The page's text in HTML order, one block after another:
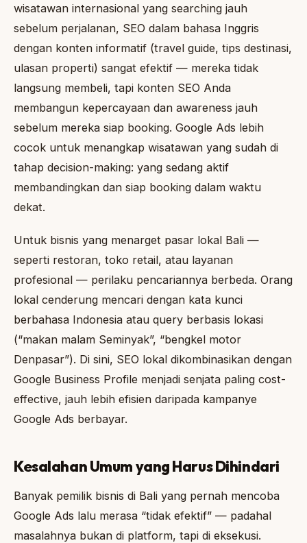
wisatawan internasional yang searching jauh
sebelum perjalanan, SEO dalam bahasa Inggris
dengan konten informatif (travel guide, tips destinasi,
ulasan properti) sangat efektif — mereka tidak
langsung membeli, tapi konten SEO Anda
membangun kepercayaan dan awareness jauh
sebelum mereka siap booking. Google Ads lebih
cocok untuk menangkap wisatawan yang sudah di
tahap decision-making: yang sedang aktif
membandingkan dan siap booking dalam waktu
dekat.
Untuk bisnis yang menarget pasar lokal Bali —
seperti restoran, toko retail, atau layanan
profesional — perilaku pencariannya berbeda. Orang
lokal cenderung mencari dengan kata kunci
berbahasa Indonesia atau query berbasis lokasi
(“makan malam Seminyak”, “bengkel motor
Denpasar”). Di sini, SEO lokal dikombinasikan dengan
Google Business Profile menjadi senjata paling cost-
effective, jauh lebih efisien daripada kampanye
Google Ads berbayar.
Kesalahan Umum yang Harus Dihindari
Banyak pemilik bisnis di Bali yang pernah mencoba
Google Ads lalu merasa “tidak efektif” — padahal
masalahnya bukan di platform, tapi di eksekusi.